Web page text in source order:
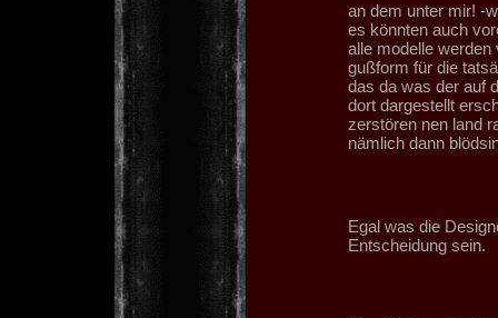
an dem unter mir! -
es könnten auch
alle modelle
gußform für die
das da was der auf
dort dargestellt
zerstören nen land
nämlich dann
Egal was die
Entscheidung sein.